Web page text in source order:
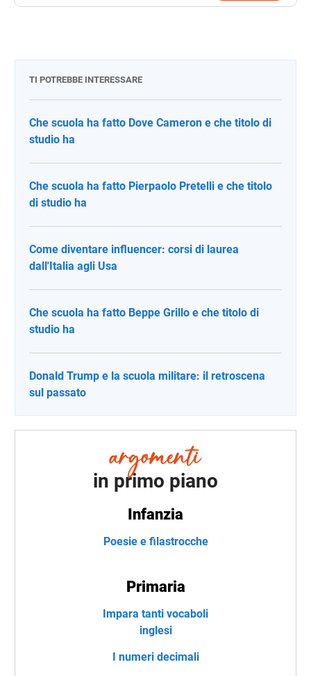
TI POTREBBE INTERESSARE
Che scuola ha fatto Dove Cameron e che titolo di
studio ha
Che scuola ha fatto Pierpaolo Pretelli e che titolo
di studio ha
Come diventare influencer: corsi di laurea
dall'Italia agli Usa
Che scuola ha fatto Beppe Grillo e che titolo di
studio ha
Donald Trump e la scuola militare: il retroscena
sul passato
in primo piano
Infanzia
Poesie e filastrocche
Primaria
Impara tanti vocaboli
inglesi
I numeri decimali